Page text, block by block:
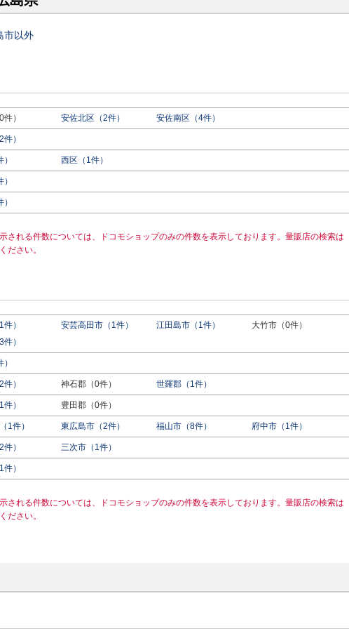
市以外
） 安佐北区（2件） 安佐南区（4件）
）
西区（1件）
される件数については、ドコモショップのみの件数を表示しております。量販店の検索は
ださい。
） 安芸高田市（1件） 江田島市（1件）
大竹市（0件）
）
） 神石郡（0件） 世羅郡（1件）
） 豊田郡（0件）
1件） 東広島市（2件） 福山市（8件） 府中市（1件）
） 三次市（1件）
）
される件数については、ドコモショップのみの件数を表示しております。量販店の検索は
ださい。